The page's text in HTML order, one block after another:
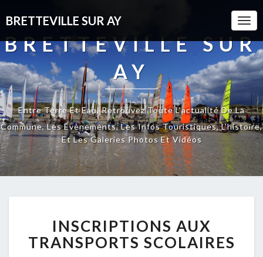
BRETTEVILLE SUR AY
BRETTEVILLE SUR
AY
Entre Terre Et Eau, Retrouvez Toute L'actualité De La
Commune, Les Évènements, Les Infos Touristiques, L'histoire,
Et Les Galeries Photos Et Vidéos
AUX
TRANSPORTS
SCOLAIRES
INSCRIPTIONS AUX
TRANSPORTS SCOLAIRES